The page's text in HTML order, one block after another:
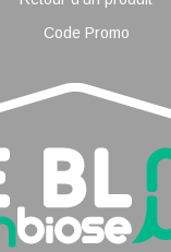
Code Promo